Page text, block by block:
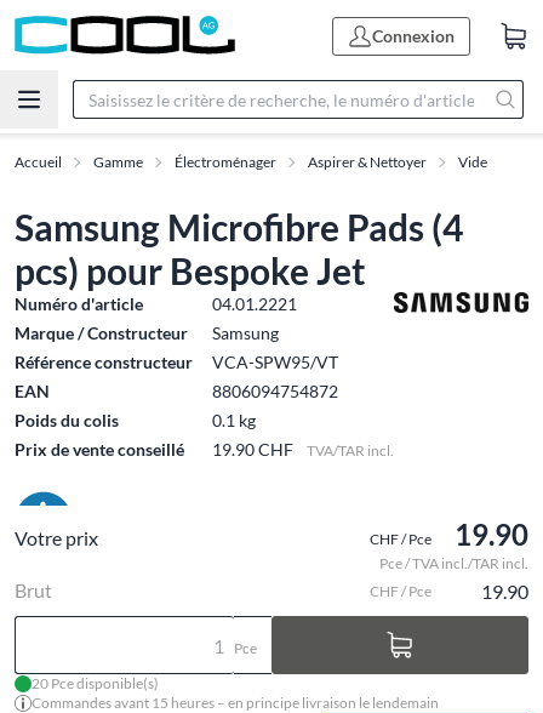
Connexion
Accueil Gamme Électroménager Aspirer & Nettoyer Vide
Samsung Microfibre Pads (4
pcs) pour Bespoke Jet
Numéro d'article
04.01.2221
Marque / Constructeur
Samsung
Référence constructeur
VCA-SPW95/VT
EAN
8806094754872
Poids du colis
0.1 kg
Prix de vente conseillé
19.90 CHF TVA/TAR incl.
Votre prix CHF / Pce 19.90
Pce / TVA incl./TAR incl.
Brut CHF / Pce 19.90
Pce
20 Pce disponible(s)
Commandes avant 15 heures – en principe livraison le lendemain